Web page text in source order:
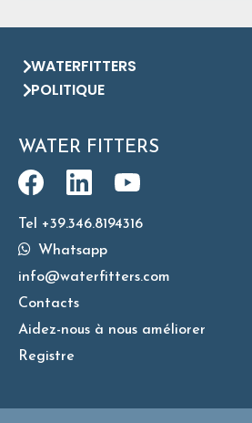
WATERFITTERS
POLITIQUE
WATER FITTERS
Tel +39.346.8194316
Whatsapp
info@waterfitters.com
Contacts
Aidez-nous à nous améliorer
Registre